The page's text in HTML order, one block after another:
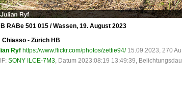
RABe 501 015 / Wassen, 19. August 2023
Chiasso - Zürich HB
Ryf https://www.flickr.com/photos/zettie94/ 15.09.2023, 270
SONY ILCE-7M3, Datum 2023:08:19 13:49:39,